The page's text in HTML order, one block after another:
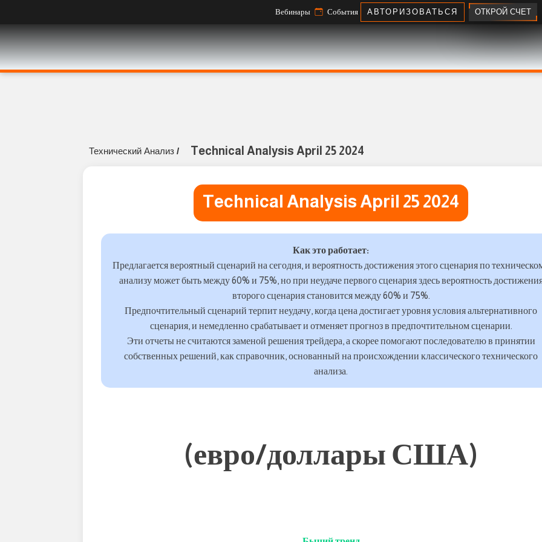
Вебинары События АВТОРИЗОВАТЬСЯ ОТКРОЙ СЧЕТ
Технический Анализ / Technical Analysis April 25 2024
Technical Analysis April 25 2024
Как это работает:
Предлагается вероятный сценарий на сегодня, и вероятность достижения этого сценария по
анализу может быть между 60% и 75%, но при неудаче первого сценария здесь вероятность
второго сценария становится между 60% и 75%.
Предпочтительный сценарий терпит неудачу, когда цена достигает уровня условия альтернативного
сценария, и немедленно срабатывает и отменяет прогноз в предпочтительном сценарии.
Эти отчеты не считаются заменой решения трейдера, а скорее помогают последователю в принятии
собственных решений, как справочник, основанный на происхождении классического технического
анализа.
(евро/доллары США)